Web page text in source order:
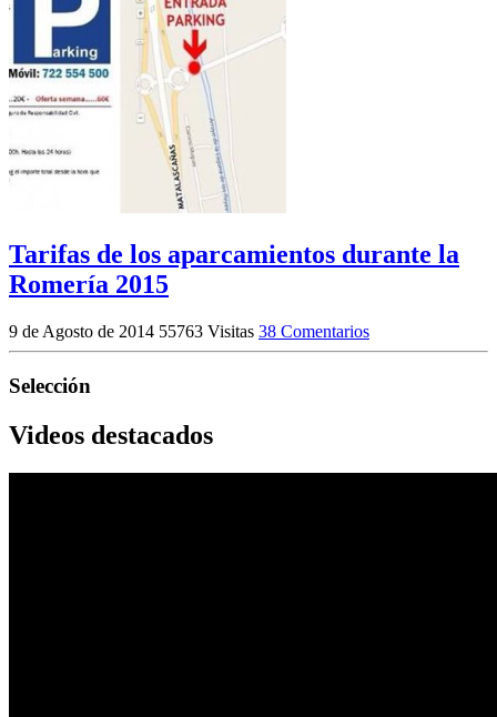
Tarifas de los aparcamientos durante la
Romería 2015
9 de Agosto de 2014 55763 Visitas 38 Comentarios
Selección
Videos destacados